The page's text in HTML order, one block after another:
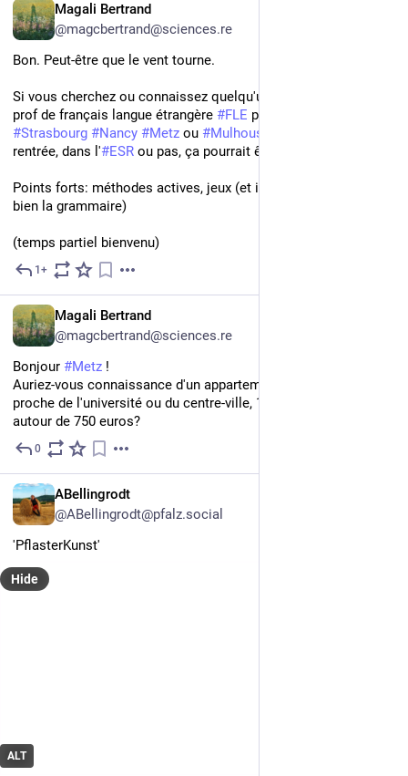
Magali Bertrand
@magcbertrand@sciences.re
Bon. Peut-être que le vent tourne.
Si vous cherchez ou connaissez quelqu'un qui cherche une
prof de français langue étrangère #FLE
#Strasbourg #Nancy #Metz ou #Mulhouse
rentrée, dans l'#ESR ou pas, ça pourrait être moi!
Points forts: méthodes actives, jeux (et il paraît que j'explique
bien la grammaire)
(temps partiel bienvenu)
1+
Magali Bertrand
@magcbertrand@sciences.re
Bonjour #Metz !
Auriez-vous connaissance d'un appartement en location,
proche de l'université ou du centre-ville, 1 ou 2 pièces, budget
autour de 750 euros?
0
ABellingrodt
@ABellingrodt@pfalz.social
'PflasterKunst'
ALT
Hide